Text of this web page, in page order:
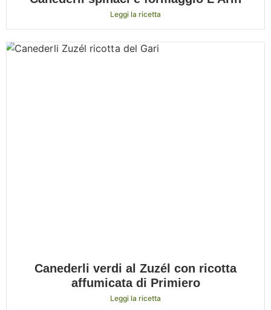
Leggi la ricetta
Canederli verdi al Zuzél con ricotta
affumicata di Primiero
Leggi la ricetta